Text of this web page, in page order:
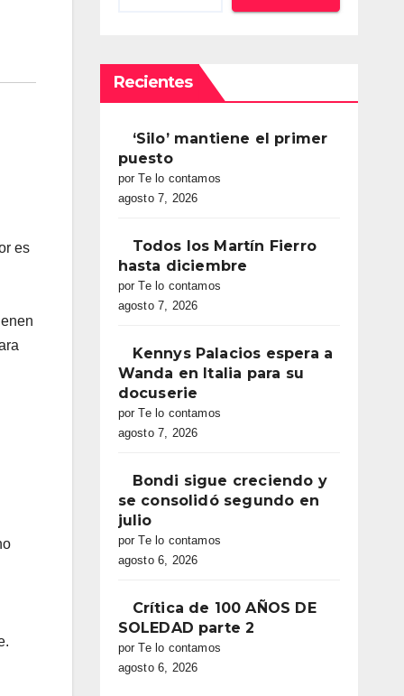
es
Recientes
‘Silo’ mantiene el primer
puesto
por Te lo contamos
agosto 7, 2026
Todos los Martín Fierro
hasta diciembre
por Te lo contamos
agosto 7, 2026
Kennys Palacios espera a
Wanda en Italia para su
docuserie
por Te lo contamos
agosto 7, 2026
Bondi sigue creciendo y
se consolidó segundo en
julio
por Te lo contamos
agosto 6, 2026
Crítica de 100 AÑOS DE
SOLEDAD parte 2
por Te lo contamos
agosto 6, 2026